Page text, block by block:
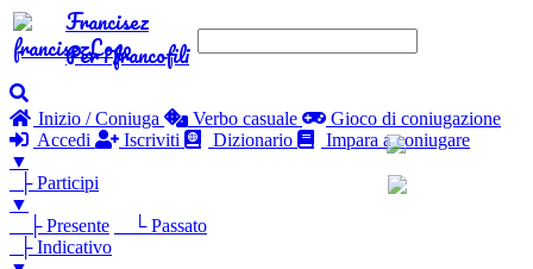
Francisez
Per i francofili
Inizio / Coniuga Verbo casuale
Gioco di coniugazione
Accedi
Iscriviti Dizionario
Impara a coniugare
▼
├ Participi
▼
├ Presente
└ Passato
├ Indicativo